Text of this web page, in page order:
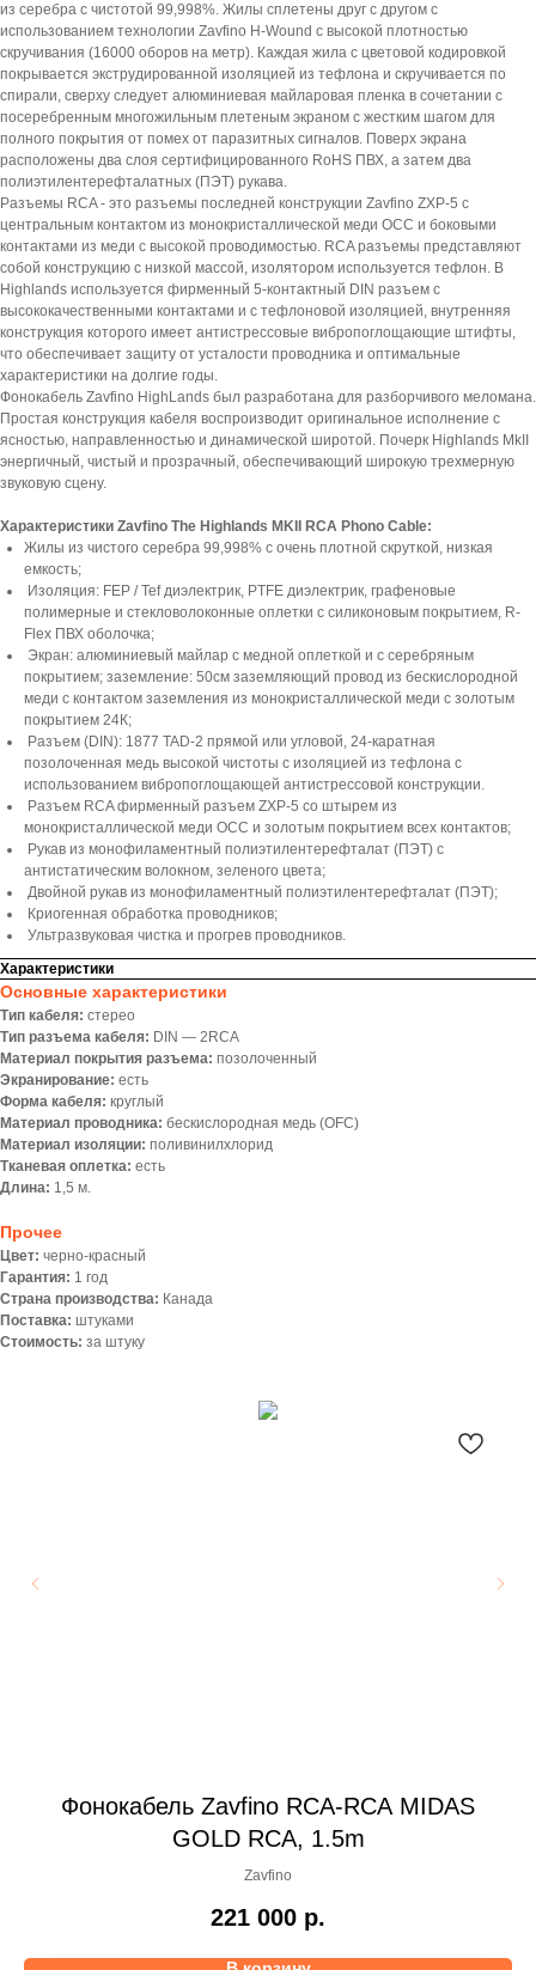
из серебра с чистотой 99,998%. Жилы сплетены друг с другом с
использованием технологии Zavfino H-Wound с высокой плотностью
скручивания (16000 оборов на метр). Каждая жила ​​с цветовой кодировкой
покрывается экструдированной изоляцией из тефлона и скручивается по
спирали, сверху следует алюминиевая майларовая пленка в сочетании с
посеребренным многожильным плетеным экраном с жестким шагом для
полного покрытия от помех от паразитных сигналов. Поверх экрана
расположены два слоя сертифицированного RoHS ПВХ, а затем два
полиэтилентерефталатных (ПЭТ) рукава.
Разъемы RCA - это разъемы последней конструкции Zavfino ZXP-5 с
центральным контактом из монокристаллической меди OCC и боковыми
контактами из меди с высокой проводимостью. RCA разъемы представляют
собой конструкцию с низкой массой, изолятором используется тефлон. В
Highlands используется фирменный 5-контактный DIN разъем с
высококачественными контактами и с тефлоновой изоляцией, внутренняя
конструкция которого имеет антистрессовые вибропоглощающие штифты,
что обеспечивает защиту от усталости проводника и оптимальные
характеристики на долгие годы.
Фонокабель Zavfino HighLands был разработана для разборчивого меломана.
Простая конструкция кабеля воспроизводит оригинальное исполнение с
ясностью, направленностью и динамической широтой. Почерк Highlands MkII
энергичный, чистый и прозрачный, обеспечивающий широкую трехмерную
звуковую сцену.
Характеристики Zavfino The Highlands MKII RCA Phono Cable:
Жилы из чистого серебра 99,998% с очень плотной скруткой, низкая
емкость;
Изоляция: FEP / Tef диэлектрик, PTFE диэлектрик, графеновые
полимерные и стекловолоконные оплетки с силиконовым покрытием, R-
Flex ПВХ оболочка;
Экран: алюминиевый майлар с медной оплеткой и с серебряным
покрытием; заземление: 50см заземляющий провод из бескислородной
меди с контактом заземления из монокристаллической меди с золотым
покрытием 24К;
Разъем (DIN): 1877 TAD-2 прямой или угловой, 24-каратная
позолоченная медь высокой чистоты с изоляцией из тефлона с
использованием вибропоглощающей антистрессовой конструкции.
Разъем RCA фирменный разъем ZXP-5 со штырем из
монокристаллической меди OCC и золотым покрытием всех контактов;
Рукав из монофиламентный полиэтилентерефталат (ПЭТ) с
антистатическим волокном, зеленого цвета;
Двойной рукав из монофиламентный полиэтилентерефталат (ПЭТ);
Криогенная обработка проводников;
Ультразвуковая чистка и прогрев проводников.
Характеристики
Основные характеристики
Тип кабеля: стерео
Тип разъема кабеля: DIN — 2RCA
Материал покрытия разъема: позолоченный
Экранирование: есть
Форма кабеля: круглый
Материал проводника: беcкислородная медь (OFC)
Материал изоляции: поливинилхлорид
Тканевая оплетка: есть
Длина: 1,5 м.
Прочее
Цвет: черно-красный
Гарантия: 1 год
Страна производства: Канада
Поставка: штуками
Стоимость: за штуку
Фонокабель Zavfino RCA-RCA MIDAS
GOLD RCA, 1.5m
Zavfino
221 000 р.